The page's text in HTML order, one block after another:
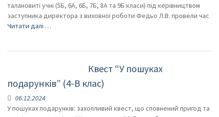
талановиті учні (5Б, 6А, 6Б, 7Б, 8А та 9Б класи) під керівництвом
заступника директора з виховної роботи Федьо Л.В. провели час
Читати далі …
Квест “У пошуках
подарунків” (4-В клас)
06.12.2024
У пошуках подарунків: захопливий квест, що сповнений пригод та